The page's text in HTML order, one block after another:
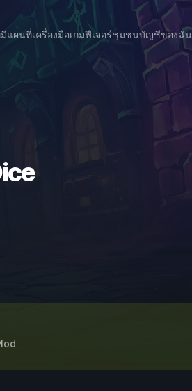
มีแผนที่เครื่องมือเกมฟีเจอร์ชุมชนบัญชีของฉัน